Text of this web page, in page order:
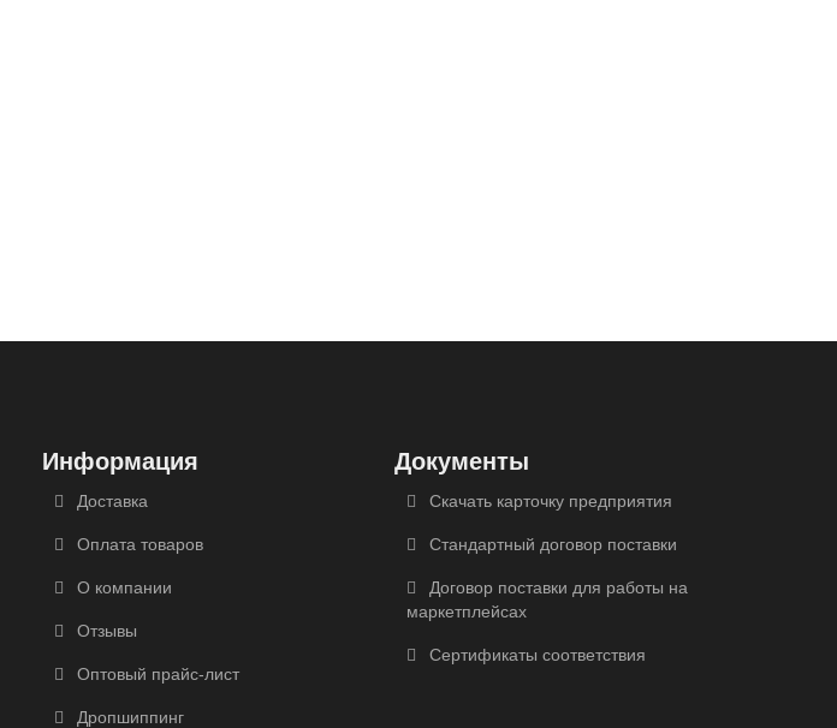
Информация
Доставка
Оплата товаров
О компании
Отзывы
Оптовый прайс-лист
Дропшиппинг
Документы
Скачать карточку предприятия
Стандартный договор поставки
Договор поставки для работы на
маркетплейсах
Сертификаты соответствия